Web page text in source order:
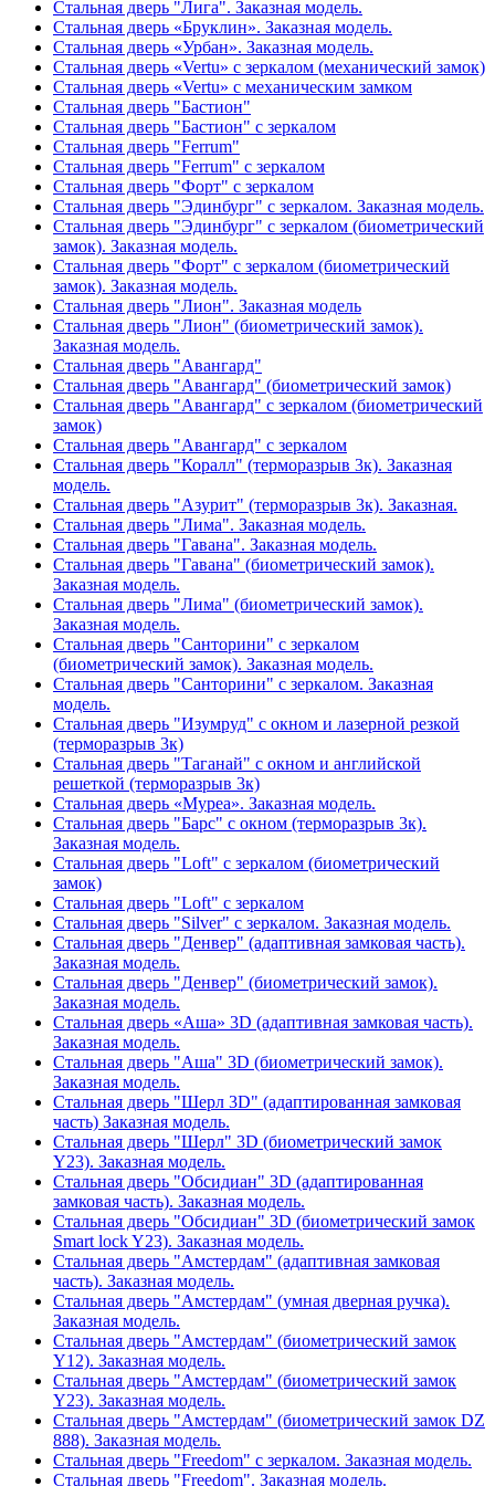
Стальная дверь "Лига". Заказная модель.
Стальная дверь «Бруклин». Заказная модель.
Стальная дверь «Урбан». Заказная модель.
Стальная дверь «Vertu» с зеркалом (механический замок)
Стальная дверь «Vertu» с механическим замком
Стальная дверь "Бастион"
Стальная дверь "Бастион" с зеркалом
Стальная дверь "Ferrum"
Стальная дверь "Ferrum" с зеркалом
Стальная дверь "Форт" с зеркалом
Стальная дверь "Эдинбург" с зеркалом. Заказная модель.
Стальная дверь "Эдинбург" с зеркалом (биометрический
замок). Заказная модель.
Стальная дверь "Форт" с зеркалом (биометрический
замок). Заказная модель.
Стальная дверь "Лион". Заказная модель
Стальная дверь "Лион" (биометрический замок).
Заказная модель.
Стальная дверь "Авангард"
Стальная дверь "Авангард" (биометрический замок)
Стальная дверь "Авангард" с зеркалом (биометрический
замок)
Стальная дверь "Авангард" с зеркалом
Стальная дверь "Коралл" (терморазрыв 3к). Заказная
модель.
Стальная дверь "Азурит" (терморазрыв 3к). Заказная.
Стальная дверь "Лима". Заказная модель.
Стальная дверь "Гавана". Заказная модель.
Стальная дверь "Гавана" (биометрический замок).
Заказная модель.
Стальная дверь "Лима" (биометрический замок).
Заказная модель.
Стальная дверь "Санторини" с зеркалом
(биометрический замок). Заказная модель.
Стальная дверь "Санторини" с зеркалом. Заказная
модель.
Стальная дверь "Изумруд" с окном и лазерной резкой
(терморазрыв 3к)
Стальная дверь "Таганай" с окном и английской
решеткой (терморазрыв 3к)
Стальная дверь «Муреа». Заказная модель.
Стальная дверь "Барс" с окном (терморазрыв 3к).
Заказная модель.
Стальная дверь "Loft" с зеркалом (биометрический
замок)
Стальная дверь "Loft" с зеркалом
Стальная дверь "Silver" с зеркалом. Заказная модель.
Стальная дверь "Денвер" (адаптивная замковая часть).
Заказная модель.
Стальная дверь "Денвер" (биометрический замок).
Заказная модель.
Стальная дверь «Аша» 3D (адаптивная замковая часть).
Заказная модель.
Стальная дверь "Аша" 3D (биометрический замок).
Заказная модель.
Стальная дверь "Шерл 3D" (адаптированная замковая
часть) Заказная модель.
Стальная дверь "Шерл" 3D (биометрический замок
Y23). Заказная модель.
Стальная дверь "Обсидиан" 3D (адаптированная
замковая часть). Заказная модель.
Стальная дверь "Обсидиан" 3D (биометрический замок
Smart lock Y23). Заказная модель.
Стальная дверь "Амстердам" (адаптивная замковая
часть). Заказная модель.
Стальная дверь "Амстердам" (умная дверная ручка).
Заказная модель.
Стальная дверь "Амстердам" (биометрический замок
Y12). Заказная модель.
Стальная дверь "Амстердам" (биометрический замок
Y23). Заказная модель.
Стальная дверь "Амстердам" (биометрический замок DZ
888). Заказная модель.
Стальная дверь "Freedom" с зеркалом. Заказная модель.
Стальная дверь "Freedom". Заказная модель.